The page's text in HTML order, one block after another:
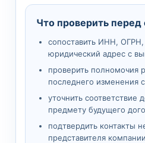
Что проверить перед
сопоставить ИНН,
юридический адрес с
проверить полномочия
последнего изменения
уточнить соответствие
предмету будущего
подтвердить контакты
представителя